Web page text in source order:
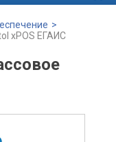
>
xPOS ЕГАИС